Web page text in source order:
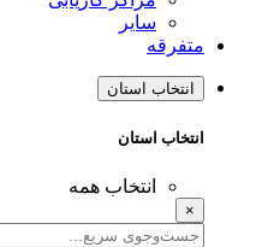
سایر
متفرقه
انتخاب استان
انتخاب استان
انتخاب همه
×